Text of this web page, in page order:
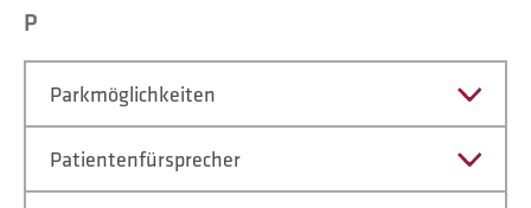
P
Parkmöglichkeiten
Patientenfürsprecher